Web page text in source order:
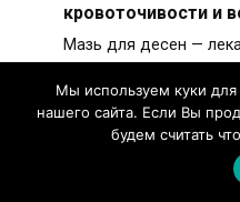
кровоточивости и
Мазь для десен —
активно
практике.
Мы используем куки
нашего сайта. Если Вы
будем считать